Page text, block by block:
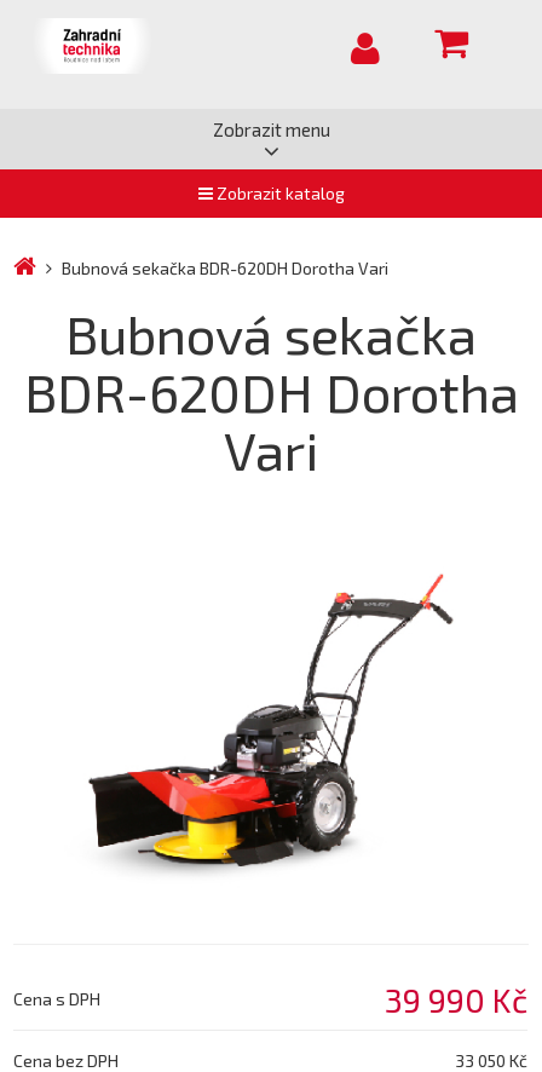
Zobrazit menu
Zobrazit katalog
Bubnová sekačka BDR-620DH Dorotha Vari
Bubnová sekačka
BDR-620DH Dorotha
Vari
Cena s DPH 39 990 Kč
Cena bez DPH 33 050 Kč